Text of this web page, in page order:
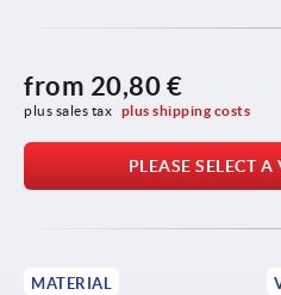
from 20,80 €
plus sales tax plus shipping costs
PLEASE SELECT
MATERIAL